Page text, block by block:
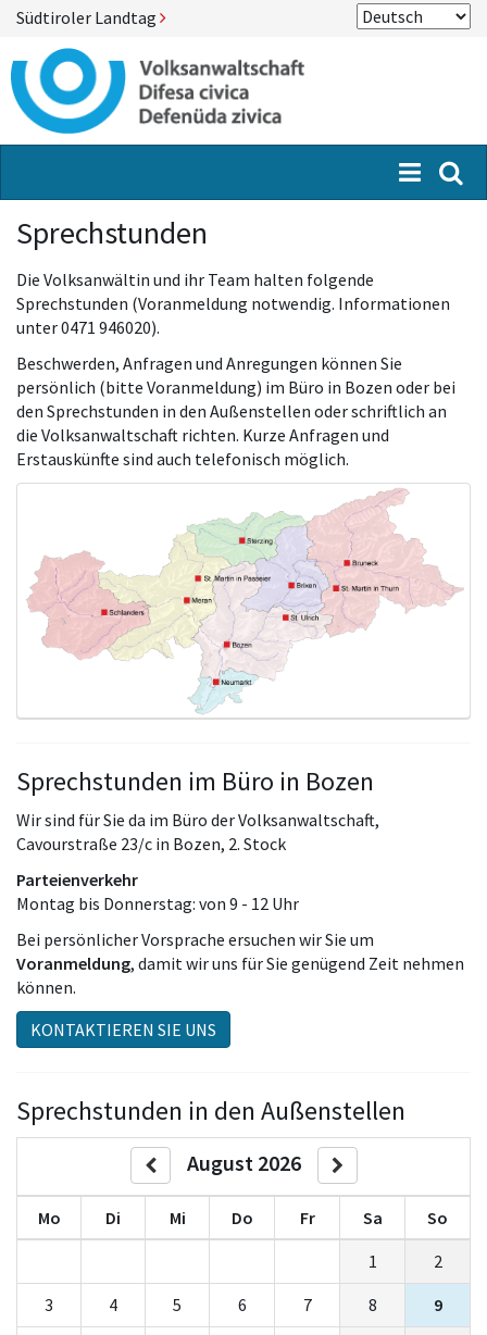
Südtiroler Landtag
Menü
Sprechstunden
Die Volksanwältin und ihr Team halten folgende
Sprechstunden (Voranmeldung notwendig. Informationen
unter 0471 946020).
Beschwerden, Anfragen und Anregungen können Sie
persönlich (bitte Voranmeldung) im Büro in Bozen oder bei
den Sprechstunden in den Außenstellen oder schriftlich an
die Volksanwaltschaft richten. Kurze Anfragen und
Erstauskünfte sind auch telefonisch möglich.
Sprechstunden im Büro in Bozen
Wir sind für Sie da im Büro der Volksanwaltschaft,
Cavourstraße 23/c in Bozen, 2. Stock
Parteienverkehr
Montag bis Donnerstag: von 9 - 12 Uhr
Bei persönlicher Vorsprache ersuchen wir Sie um
Voranmeldung, damit wir uns für Sie genügend Zeit nehmen
können.
KONTAKTIEREN SIE UNS
Sprechstunden in den Außenstellen
August 2026
Mo Di Mi Do Fr Sa
So
1
2
3
4 5 6 7 8
9